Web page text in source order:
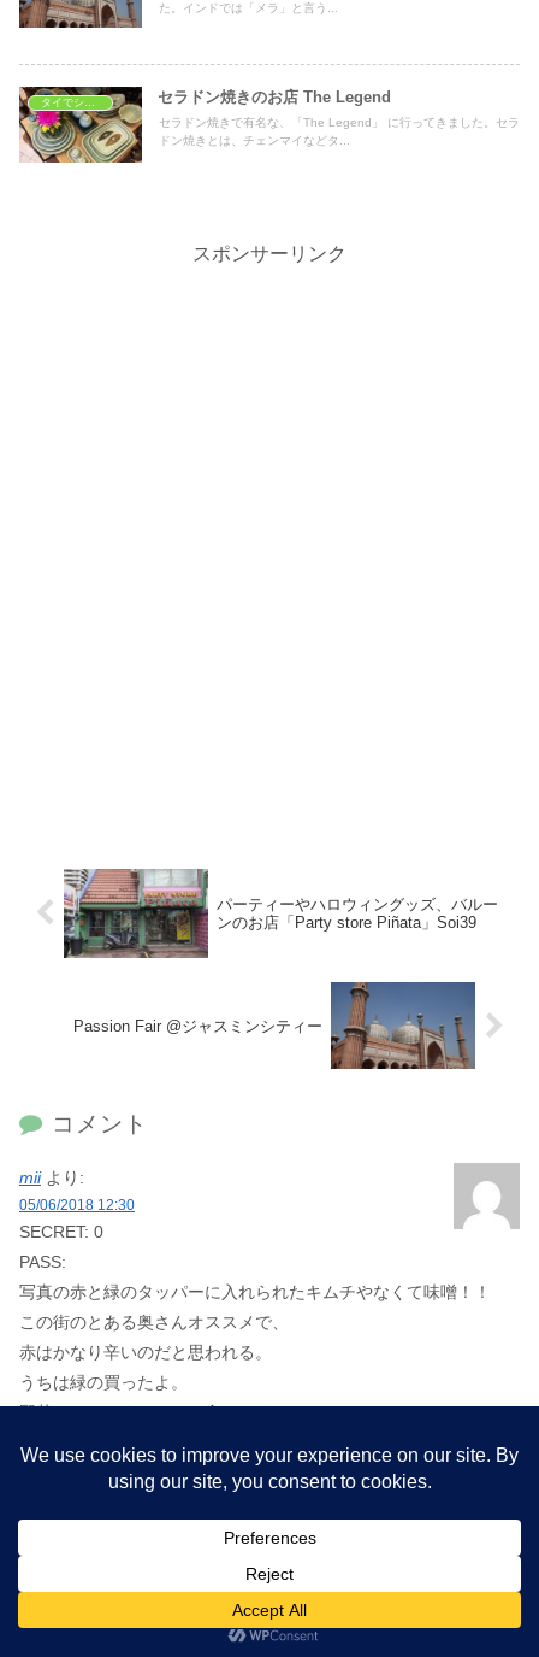
た。インドでは「メラ」と言う...
タイでショッピング セラドン焼きのお店 The Legend
セラドン焼きで有名な、「The Legend」 に行ってきました。セラ
ドン焼きとは、チェンマイなどタ...
スポンサーリンク
パーティーやハロウィングッズ、バルー
ンのお店「Party store Piñata」Soi39
Passion Fair @ジャスミンシティー
コメント
mii より:
05/06/2018 12:30
SECRET: 0
PASS:
写真の赤と緑のタッパーに入れられたキムチやなくて味噌！！
この街のとある奥さんオススメで、
赤はかなり辛いのだと思われる。
うちは緑の買ったよ。
野菜スティックにつけて食べてる。
味噌と日本のマヨ混ぜるのだよ。
すごい美味しいとかじゃないけど！まぁオススメ。←え
マッサージもうけたいし、何よりやりたいことがある！！
最近、アーユルヴェーダのオーガニックインデアサプリメントを
みつけて、
ほっこりマダムさんを思い出してしまったのでした♡